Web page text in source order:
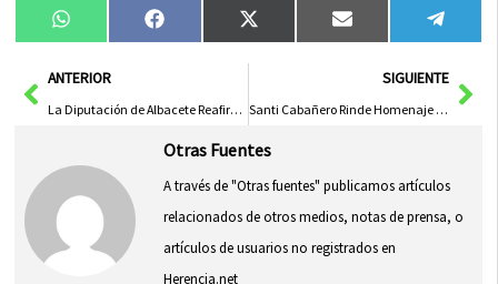
Compartir
en
WhatsAppCompartir
en
FacebookCompartir
en
X
(Twitter)
Compartir
en
Email
en
AntANTERIOR
La Diputación de Albacete Reafirma su Compromiso al Participar en el Encendido Navideño de la Capital
SIGUIENTE
Santi Cabañero Rinde Homenaje a Antonio Atiénzar en su Retiro tras Veinte Años de Liderazgo en APETREVA
Otras Fuentes
A través de "Otras fuentes" publicamos artículos
relacionados de otros medios, notas de prensa, o
artículos de usuarios no registrados en
Herencia.net